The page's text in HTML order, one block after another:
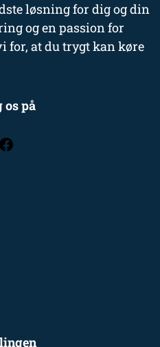
løsning for dig og din
og en passion for
for, at du trygt kan køre
os på